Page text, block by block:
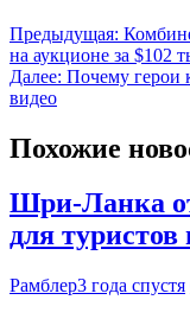
Предыдущая:
на аукционе за $102
Далее: Почему герои
видео
Похожие
Шри-Ланка
для туристов
Рамблер3 года спустя